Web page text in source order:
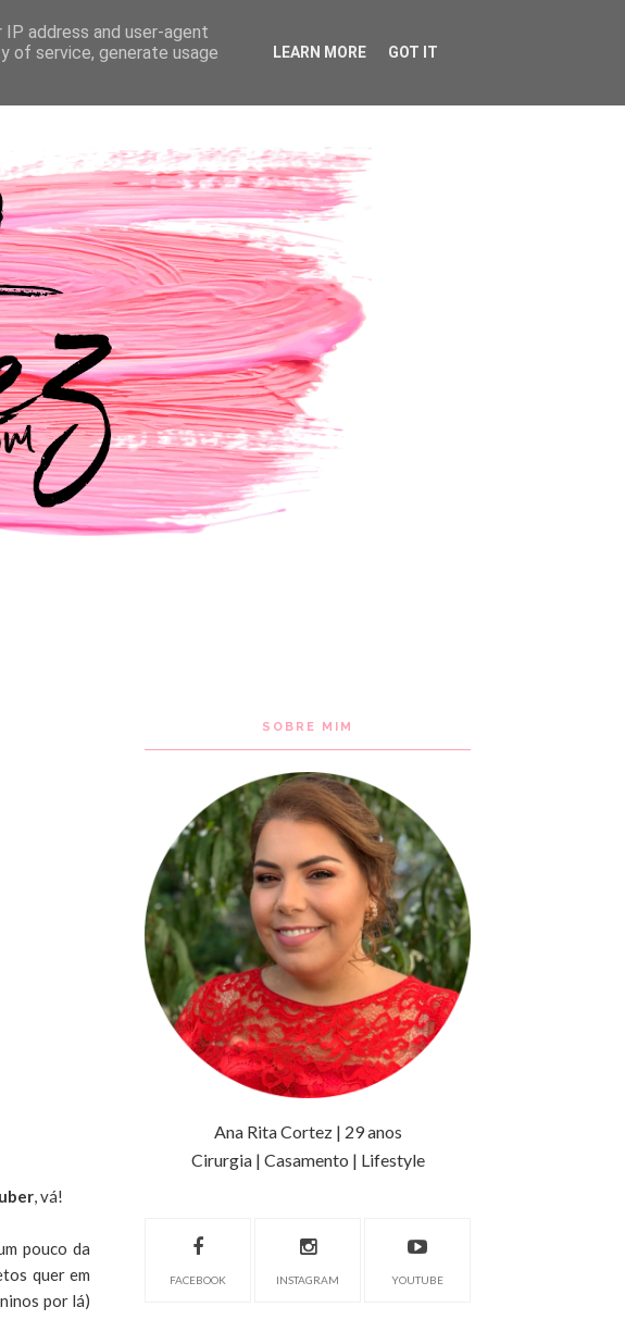
, vá!
pouco da
quer em
por lá)
SOBRE MIM
Ana Rita Cortez | 29 anos
Cirurgia | Casamento | Lifestyle
FACEBOOK INSTAGRAM YOUTUBE
address and user-agent
of service, generate usage
LEARN MORE GOT IT